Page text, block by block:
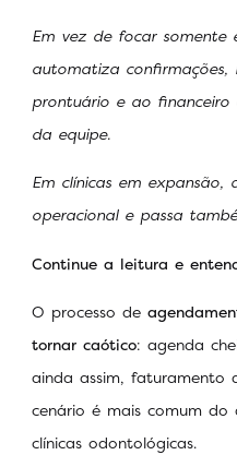
Em vez de focar somente
automatiza
prontuário e ao financeiro
da equipe.
Em clínicas em
operacional e passa
Continue a leitura e
O processo de
tornar caótico: agenda
ainda assim, faturamento
cenário é mais comum
clínicas odontológicas.